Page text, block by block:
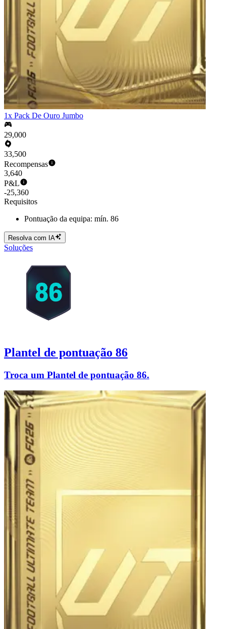
1x Pack De Ouro Jumbo
29,000
33,500
Recompensas
3,640
P&L
-25,360
Requisitos
Pontuação da equipa: mín. 86
Resolva com IA
Soluções
Plantel de pontuação 86
Troca um Plantel de pontuação 86.